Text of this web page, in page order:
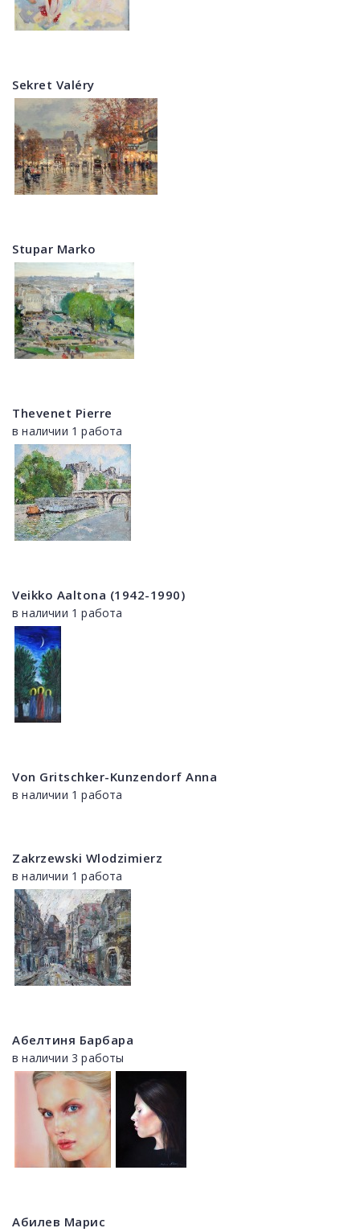
Sekret Valéry
Stupar Marko
Thevenet Pierre
в наличии 1 работа
Veikko Aaltona (1942-1990)
в наличии 1 работа
Von Gritschker-Kunzendorf Anna
в наличии 1 работа
Zakrzewski Wlodzimierz
в наличии 1 работа
Абелтиня Барбара
в наличии 3 работы
Абилев Марис